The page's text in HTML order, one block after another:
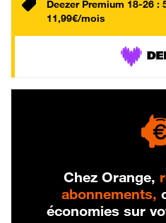
Deezer Premium 18-26 :
11,99€/mois
Chez Orange,
abonnements,
économies sur